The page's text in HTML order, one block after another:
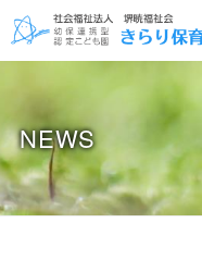
NEWS